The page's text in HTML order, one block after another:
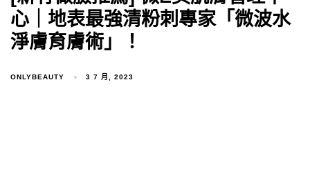
心｜地表最強清粉刺專家「微波水
淨膚育膚術」！
ONLYBEAUTY 3 7 月, 2023